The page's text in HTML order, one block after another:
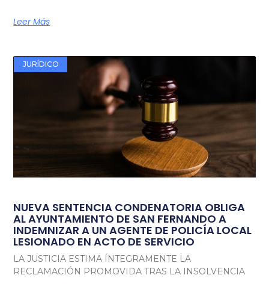
Leer Más
JURÍDICO
NUEVA SENTENCIA CONDENATORIA OBLIGA
AL AYUNTAMIENTO DE SAN FERNANDO A
INDEMNIZAR A UN AGENTE DE POLICÍA LOCAL
LESIONADO EN ACTO DE SERVICIO
LA JUSTICIA ESTIMA ÍNTEGRAMENTE LA
RECLAMACIÓN PROMOVIDA TRAS LA INSOLVENCIA